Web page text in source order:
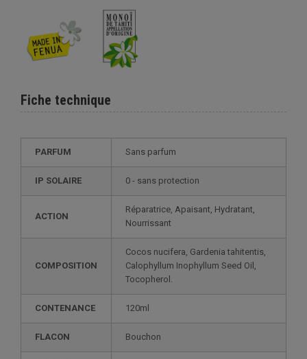
Fiche technique
PARFUM Sans parfum
IP SOLAIRE 0 - sans protection
ACTION
Réparatrice, Apaisant, Hydratant,
Nourrissant
COMPOSITION
Cocos nucifera, Gardenia tahitentis,
Calophyllum Inophyllum Seed Oil,
Tocopherol.
CONTENANCE 120ml
FLACON Bouchon